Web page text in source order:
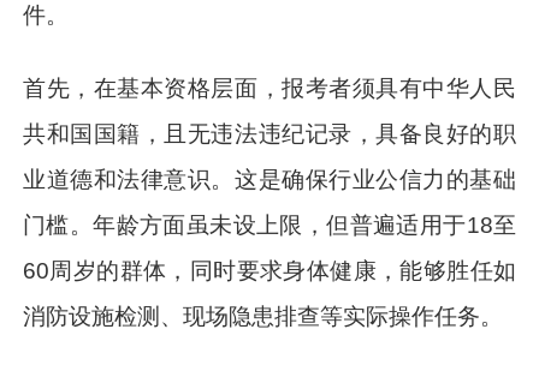
件。
首先，在基本资格层面，报考者须具有中华人民
共和国国籍，且无违法违纪记录，具备良好的职
业道德和法律意识。这是确保行业公信力的基础
门槛。年龄方面虽未设上限，但普遍适用于18至
60周岁的群体，同时要求身体健康，能够胜任如
消防设施检测、现场隐患排查等实际操作任务。